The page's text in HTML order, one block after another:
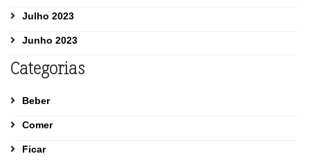
Julho 2023
Junho 2023
Categorias
Beber
Comer
Ficar